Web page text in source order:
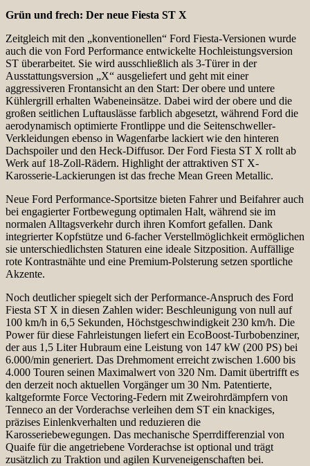
Grün und frech: Der neue Fiesta ST X
Zeitgleich mit den „konventionellen“ Ford Fiesta-Versionen wurde
auch die von Ford Performance entwickelte Hochleistungsversion
ST überarbeitet. Sie wird ausschließlich als 3-Türer in der
Ausstattungsversion „X“ ausgeliefert und geht mit einer
aggressiveren Frontansicht an den Start: Der obere und untere
Kühlergrill erhalten Wabeneinsätze. Dabei wird der obere und die
großen seitlichen Luftauslässe farblich abgesetzt, während Ford die
aerodynamisch optimierte Frontlippe und die Seitenschweller-
Verkleidungen ebenso in Wagenfarbe lackiert wie den hinteren
Dachspoiler und den Heck-Diffusor. Der Ford Fiesta ST X rollt ab
Werk auf 18-Zoll-Rädern. Highlight der attraktiven ST X-
Karosserie-Lackierungen ist das freche Mean Green Metallic.
Neue Ford Performance-Sportsitze bieten Fahrer und Beifahrer auch
bei engagierter Fortbewegung optimalen Halt, während sie im
normalen Alltagsverkehr durch ihren Komfort gefallen. Dank
integrierter Kopfstütze und 6-facher Verstellmöglichkeit ermöglichen
sie unterschiedlichsten Staturen eine ideale Sitzposition. Auffällige
rote Kontrastnähte und eine Premium-Polsterung setzen sportliche
Akzente.
Noch deutlicher spiegelt sich der Performance-Anspruch des Ford
Fiesta ST X in diesen Zahlen wider: Beschleunigung von null auf
100 km/h in 6,5 Sekunden, Höchstgeschwindigkeit 230 km/h. Die
Power für diese Fahrleistungen liefert ein EcoBoost-Turbobenziner,
der aus 1,5 Liter Hubraum eine Leistung von 147 kW (200 PS) bei
6.000/min generiert. Das Drehmoment erreicht zwischen 1.600 bis
4.000 Touren seinen Maximalwert von 320 Nm. Damit übertrifft es
den derzeit noch aktuellen Vorgänger um 30 Nm. Patentierte,
kaltgeformte Force Vectoring-Federn mit Zweirohrdämpfern von
Tenneco an der Vorderachse verleihen dem ST ein knackiges,
präzises Einlenkverhalten und reduzieren die
Karosseriebewegungen. Das mechanische Sperrdifferenzial von
Quaife für die angetriebene Vorderachse ist optional und trägt
zusätzlich zu Traktion und agilen Kurveneigenschaften bei.